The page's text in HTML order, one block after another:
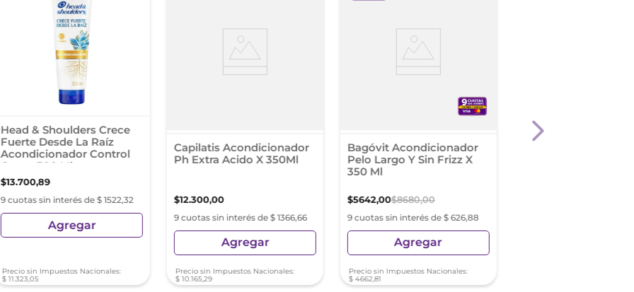
Head & Shoulders Crece
Fuerte Desde La Raíz
Acondicionador Control
Caspa 300 Ml
$13.700,89
9 cuotas sin interés de $ 1522,32
Agregar
Precio sin Impuestos Nacionales:
$ 11.323,05
Capilatis Acondicionador
Ph Extra Acido X 350Ml
$12.300,00
9 cuotas sin interés de $ 1366,66
Agregar
Precio sin Impuestos Nacionales:
$ 10.165,29
Bagóvit Acondicionador
Pelo Largo Y Sin Frizz X
350 Ml
$5642,00$8680,00
9 cuotas sin interés de $ 626,88
Agregar
Precio sin Impuestos Nacionales:
$ 4662,81
Tio Nacho
Acondicionador